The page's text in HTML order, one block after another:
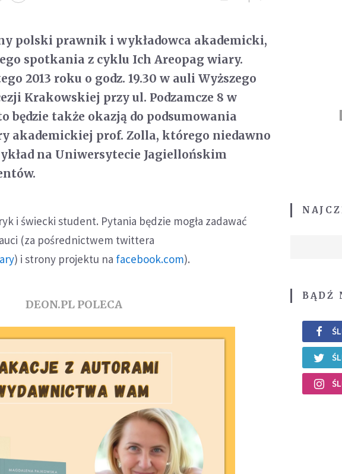
polski prawnik i wykładowca akademicki,
spotkania z cyklu Ich Areopag wiary.
2013 roku o godz. 19.30 w auli Wyższego
Krakowskiej przy ul. Podzamcze 8 w
będzie także okazją do podsumowania
akademickiej prof. Zolla, którego niedawno
na Uniwersytecie Jagiellońskim
i świecki student. Pytania będzie mogła zadawać
(za pośrednictwem twittera
) i strony projektu na facebook.com).
DEON.PL POLECA
BĄDŹ